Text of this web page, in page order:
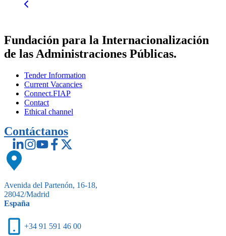
Fundación para la Internacionalización
de las Administraciones Públicas.
Tender Information
Current Vacancies
Connect.FIAP
Contact
Ethical channel
Contáctanos
Avenida del Partenón, 16-18,
28042/Madrid
España
+34 91 591 46 00